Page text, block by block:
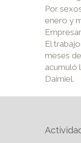
Por
enero y
El
meses
acumuló
Daimiel.